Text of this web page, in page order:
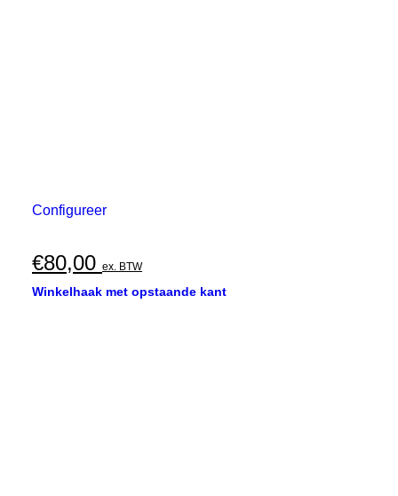
Configureer
€80,00 ex. BTW
Winkelhaak met opstaande kant